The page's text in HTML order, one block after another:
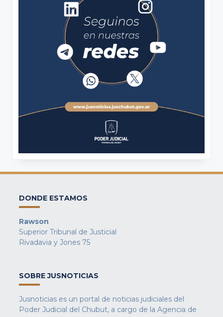
DONDE ESTAMOS
Rawson
Superior Tribunal de Justicial
Rivadavia y Jones 75
SOBRE JUSNOTICIAS
Jusnoticias es un portal de noticias judiciales del
Poder Judicial del Chubut, a cargo de la Agencia de